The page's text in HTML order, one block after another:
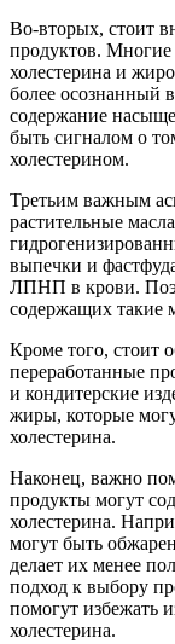
Во-вторых, стоит
продуктов. Многие
холестерина и
более осознанный
содержание
быть сигналом о
холестерином.
Третьим важным
растительные
выпечки и
ЛПНП в крови.
содержащих такие
Кроме того, стоит
переработанные
и кондитерские
жиры, которые
холестерина.
Наконец, важно
продукты могут
холестерина.
могут быть
делает их менее
подход к выбору
помогут избежать
холестерина.